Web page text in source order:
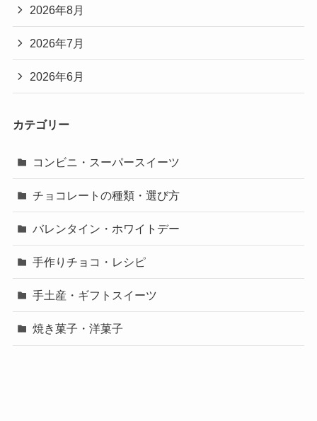
2026年8月
2026年7月
2026年6月
カテゴリー
コンビニ・スーパースイーツ
チョコレートの種類・選び方
バレンタイン・ホワイトデー
手作りチョコ・レシピ
手土産・ギフトスイーツ
焼き菓子・洋菓子